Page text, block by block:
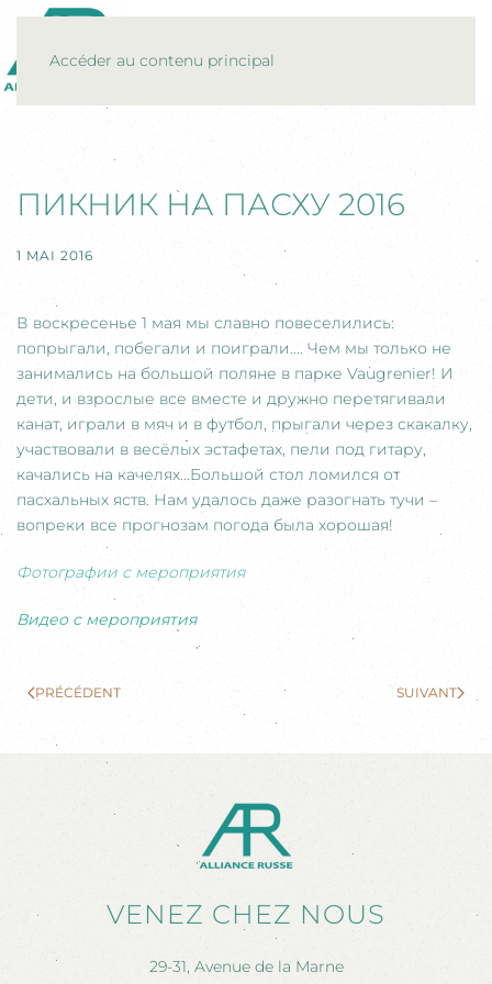
Accéder au contenu principal
ПИКНИК НА ПАСХУ 2016
1 MAI 2016
В воскресенье 1 мая мы славно повеселились:
попрыгали, побегали и поиграли.... Чем мы только не
занимались на большой поляне в парке Vaugrenier! И
дети, и взрослые все вместе и дружно перетягивали
канат, играли в мяч и в футбол, прыгали через скакалку,
участвовали в весёлых эстафетах, пели под гитару,
качались на качелях...Большой стол ломился от
пасхальных яств. Нам удалось даже разогнать тучи –
вопреки все прогнозам погода была хорошая!
Фотографии с мероприятия
Видео с мероприятия
PRÉCÉDENT SUIVANT
VENEZ CHEZ NOUS
29-31, Avenue de la Marne